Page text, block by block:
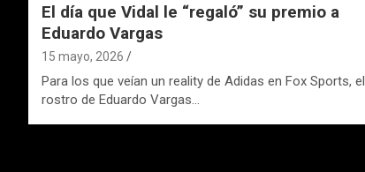
El día que Vidal le “regaló” su premio a
Eduardo Vargas
15 mayo, 2026
Para los que veían un reality de Adidas en Fox Sports, el
rostro de Eduardo Vargas…